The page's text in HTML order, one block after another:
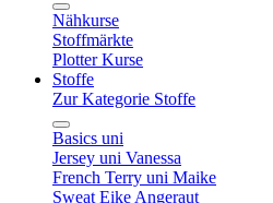
Nähkurse
Stoffmärkte
Plotter Kurse
Stoffe
Zur Kategorie Stoffe
Basics uni
Jersey uni Vanessa
French Terry uni Maike
Sweat Eike Angeraut